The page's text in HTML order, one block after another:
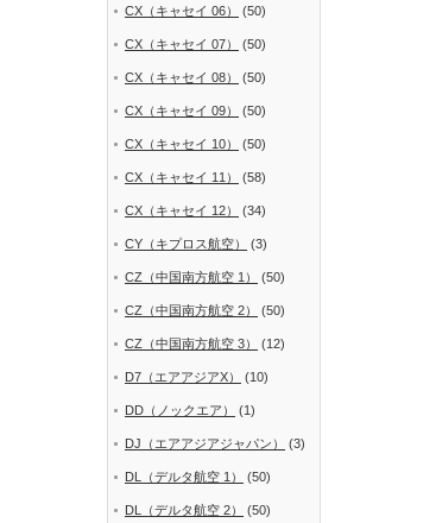
CX（キャセイ 06） (50)
CX（キャセイ 07） (50)
CX（キャセイ 08） (50)
CX（キャセイ 09） (50)
CX（キャセイ 10） (50)
CX（キャセイ 11） (58)
CX（キャセイ 12） (34)
CY（キプロス航空） (3)
CZ（中国南方航空 1） (50)
CZ（中国南方航空 2） (50)
CZ（中国南方航空 3） (12)
D7（エアアジアX） (10)
DD（ノックエア） (1)
DJ（エアアジアジャパン） (3)
DL（デルタ航空 1） (50)
DL（デルタ航空 2） (50)